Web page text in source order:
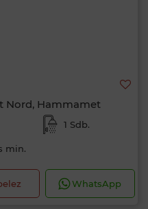
Nord, Hammamet
1 Sdb.
min.
WhatsApp